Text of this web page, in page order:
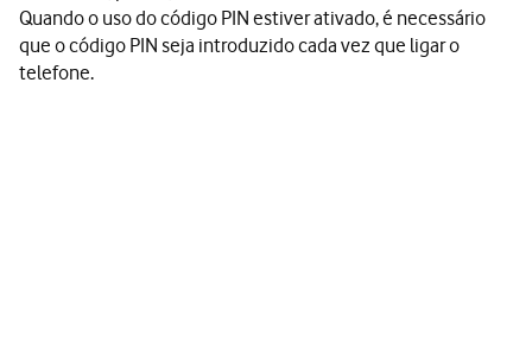
Quando o uso do código PIN estiver ativado, é necessário
que o código PIN seja introduzido cada vez que ligar o
telefone.